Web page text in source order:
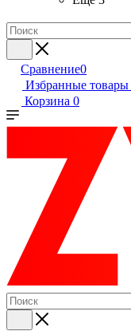
Сравнение0
Избранные товары
Корзина 0